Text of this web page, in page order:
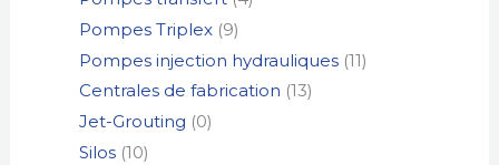
Pompes Triplex 9
Pompes injection hydrauliques 11
Centrales de fabrication 13
Jet-Grouting 0
Silos 10